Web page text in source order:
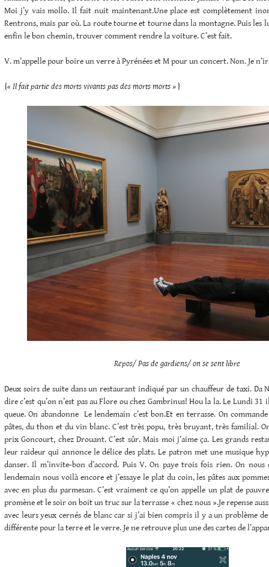
Moi j’y vais mollo. Il fait nuit maintenant.Une place est complètement
Rentrons, mais par où. La route tourne et tourne dans la montagne. Puis les
enfin le bon chemin, trouver comment rendre la voiture. C’est fait.
V. m’appelle pour boire un verre à Pyrénées et M pour un concert. Non. Je
{« Il fait partie des morts vivants pas des morts morts » }
Repos/ Pas de gardiens/ on se sent libre
Deux soirs de suite dans un restaurant indiqué par un chauffeur de taxi. Da
dire c’est qu’on n’est pas au Flore ou chez Gambrinus! Hou la la. Le Lundi 31
queue. On abandonne Le lendemain c’est bon.Et en terrasse. On
pâtes, du thon et du vin blanc. C’est très popu, très bruyant, très familial.
prix Goncourt, chez Drouant. C’est sûr. Mais moi j’aime ça. Les grands
leur raideur qui annonce le délice des plats. Le patron met une musique
danser. Il m’invite-bon d’accord. Puis V. On paye trois fois rien. On
lendemain nous voilà encore et j’essaye le plat du coin, les pâtes aux
avec en plus du parmesan. C’est vraiment ce qu’on appelle un plat de
promène et le soir on boit un truc sur la terrasse « chez nous ».Je repense
avec leurs yeux cernés de blanc car si j’ai bien compris il y a un problème
différente pour la terre et le verre. Je ne retrouve plus une des cartes de